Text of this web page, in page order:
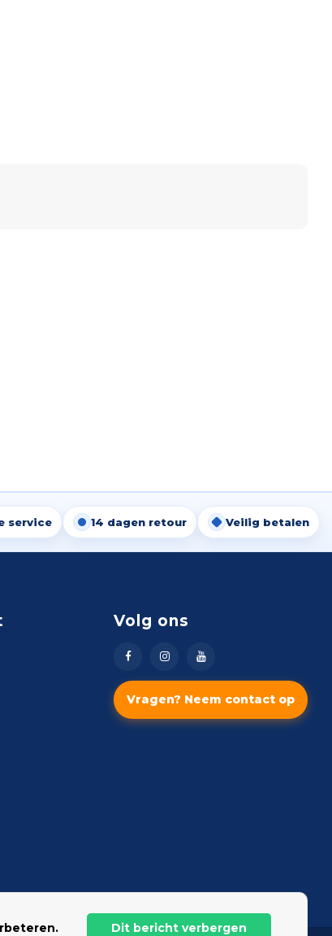
service 14 dagen retour Veilig betalen
Volg ons
Vragen? Neem contact op
Dit bericht verbergen